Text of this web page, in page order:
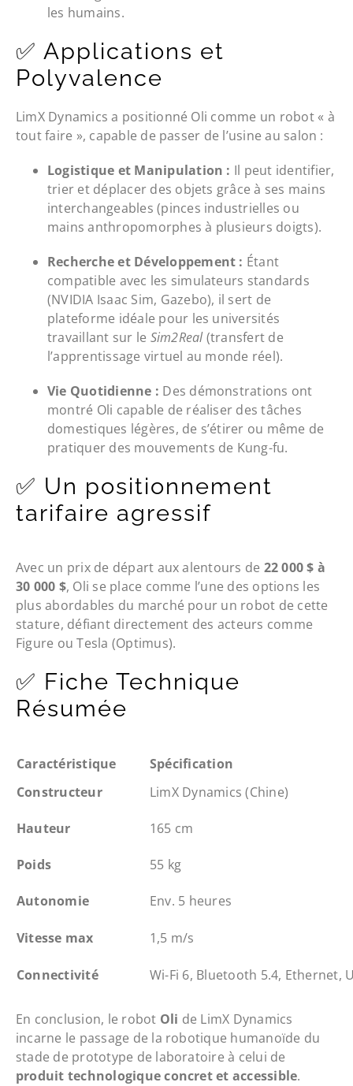
les humains.
✅ Applications et
Polyvalence
LimX Dynamics a positionné Oli comme un robot « à
tout faire », capable de passer de l’usine au salon :
Logistique et Manipulation : Il peut identifier,
trier et déplacer des objets grâce à ses mains
interchangeables (pinces industrielles ou
mains anthropomorphes à plusieurs doigts).
Recherche et Développement : Étant
compatible avec les simulateurs standards
(NVIDIA Isaac Sim, Gazebo), il sert de
plateforme idéale pour les universités
travaillant sur le Sim2Real(transfert de
l’apprentissage virtuel au monde réel).
Vie Quotidienne : Des démonstrations ont
montré Oli capable de réaliser des tâches
domestiques légères, de s’étirer ou même de
pratiquer des mouvements de Kung-fu.
✅ Un positionnement
tarifaire agressif
Avec un prix de départ aux alentours de 22 000 $ à
30 000 $, Oli se place comme l’une des options les
plus abordables du marché pour un robot de cette
stature, défiant directement des acteurs comme
Figure ou Tesla (Optimus).
✅ Fiche Technique
Résumée
Caractéristique
Spécification
Constructeur
LimX Dynamics (Chine)
Hauteur 165 cm
Poids 55 kg
Autonomie Env. 5 heures
Vitesse max 1,5 m/s
Connectivité Wi-Fi 6, Bluetooth 5.4, Ethernet,
En conclusion, le robot Oli de LimX Dynamics
incarne le passage de la robotique humanoïde du
stade de prototype de laboratoire à celui de
produit technologique concret et accessible.